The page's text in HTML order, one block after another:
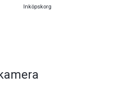
Inköpskorg